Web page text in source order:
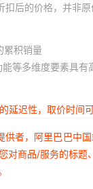
后的价格，并非原
累积销量
等多维度要素具
迟性，取价时间
者，阿里巴巴
商品/服务的标